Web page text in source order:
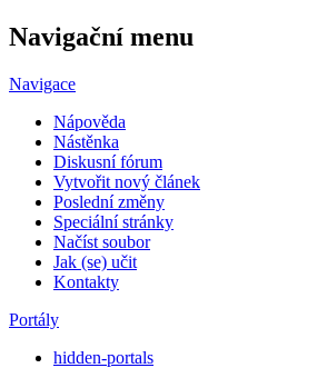
Navigační menu
Navigace
Nápověda
Nástěnka
Diskusní fórum
Vytvořit nový článek
Poslední změny
Speciální stránky
Načíst soubor
Jak (se) učit
Kontakty
Portály
hidden-portals